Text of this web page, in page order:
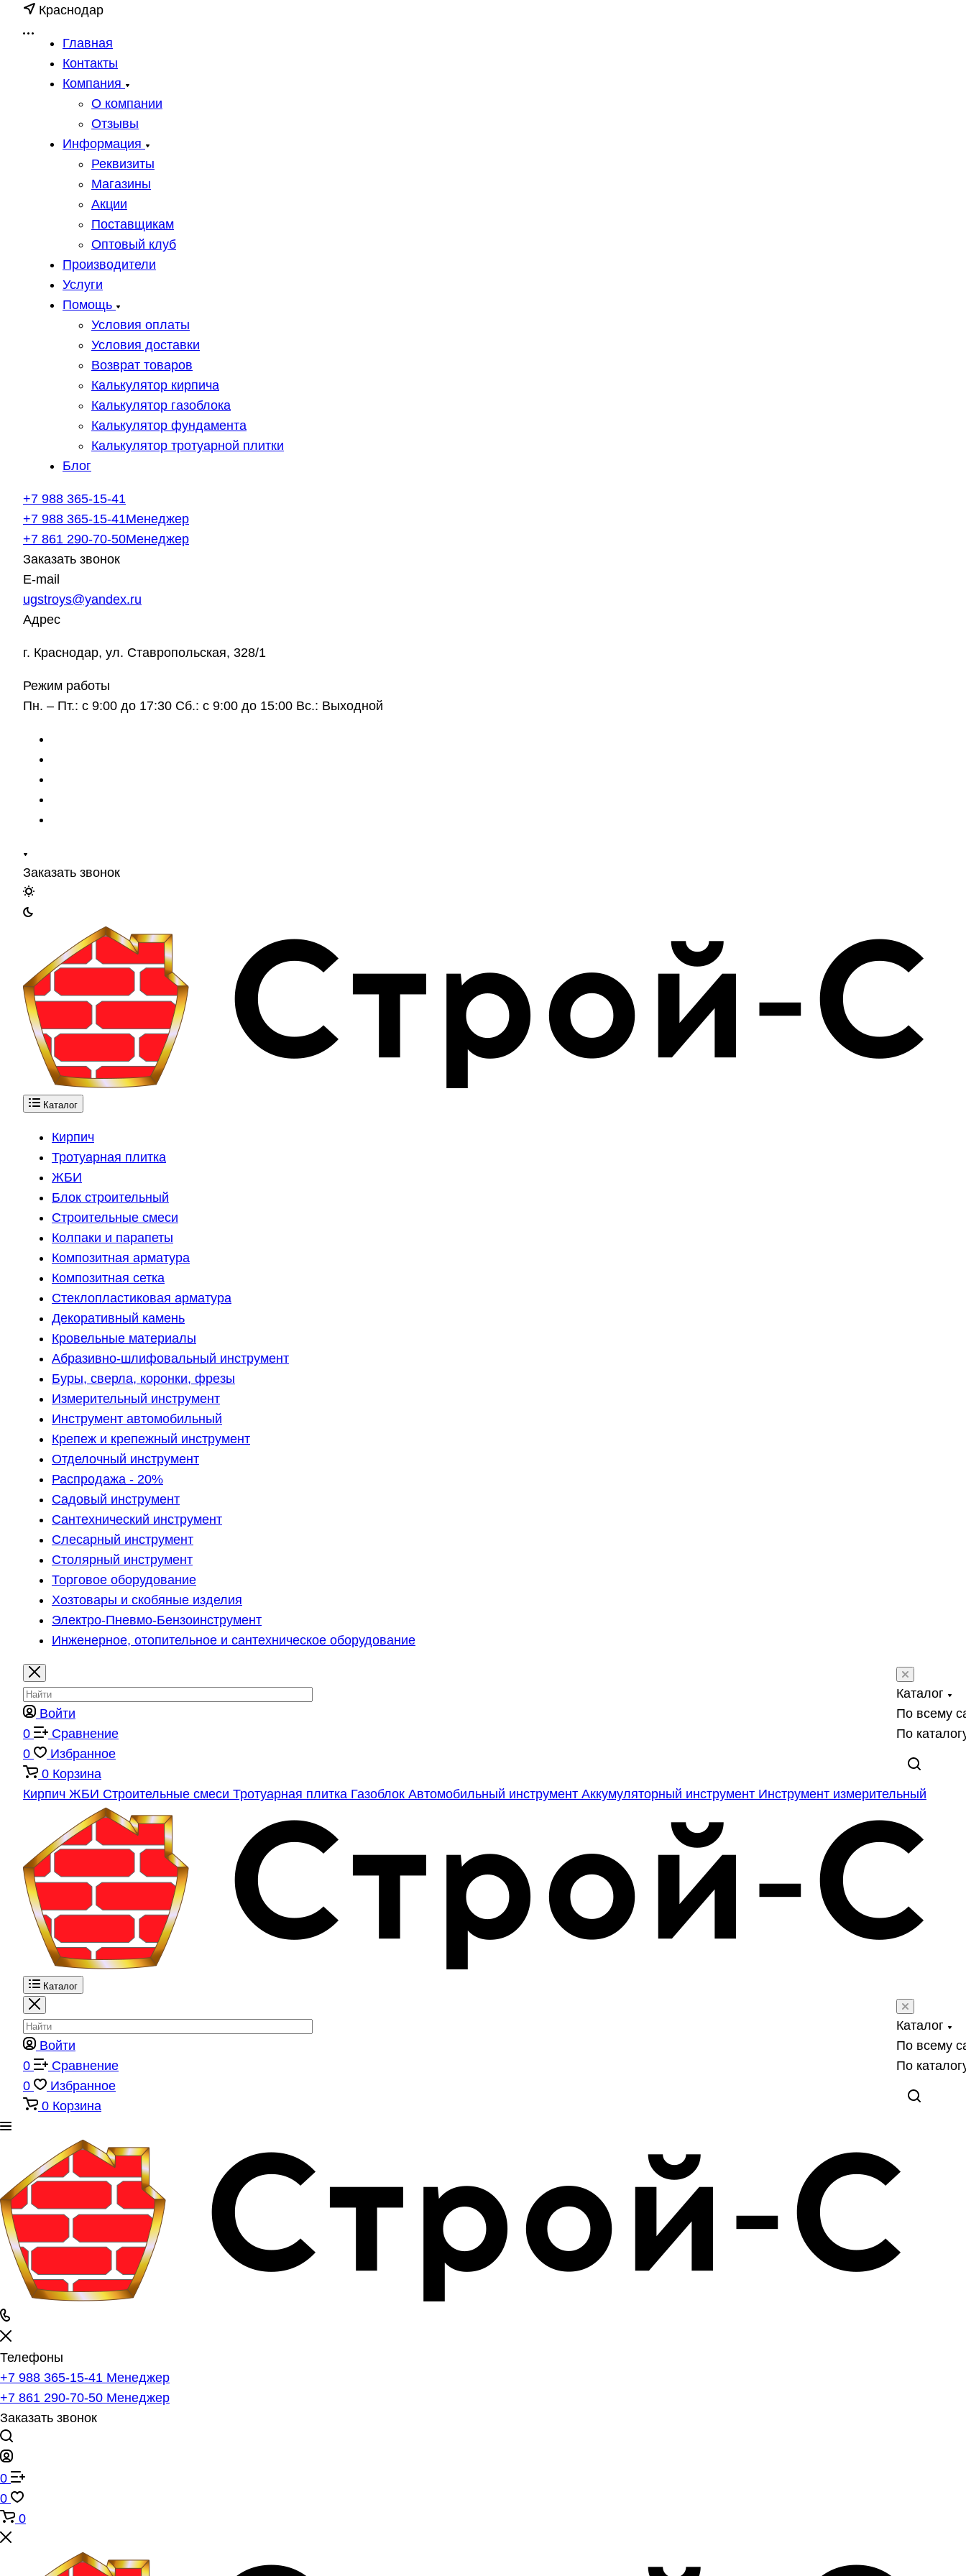
Краснодар
Главная
Контакты
Компания
О компании
Отзывы
Информация
Реквизиты
Магазины
Акции
Поставщикам
Оптовый клуб
Производители
Услуги
Помощь
Условия оплаты
Условия доставки
Возврат товаров
Калькулятор кирпича
Калькулятор газоблока
Калькулятор фундамента
Калькулятор тротуарной плитки
Блог
+7 988 365-15-41
+7 988 365-15-41Менеджер
+7 861 290-70-50Менеджер
Заказать звонок
E-mail
ugstroys@yandex.ru
Адрес
г. Краснодар, ул. Ставропольская, 328/1
Режим работы
Пн. – Пт.: с 9:00 до 17:30 Сб.: с 9:00 до 15:00 Вс.: Выходной
Заказать звонок
Каталог
Кирпич
Тротуарная плитка
ЖБИ
Блок строительный
Строительные смеси
Колпаки и парапеты
Композитная арматура
Композитная сетка
Стеклопластиковая арматура
Декоративный камень
Кровельные материалы
Абразивно-шлифовальный инструмент
Буры, сверла, коронки, фрезы
Измерительный инструмент
Инструмент автомобильный
Крепеж и крепежный инструмент
Отделочный инструмент
Распродажа - 20%
Садовый инструмент
Сантехнический инструмент
Слесарный инструмент
Столярный инструмент
Торговое оборудование
Хозтовары и скобяные изделия
Электро-Пневмо-Бензоинструмент
Инженерное, отопительное и сантехническое оборудование
Каталог
По всему
По
Войти
0
Сравнение
0
Избранное
0 Корзина
Кирпич ЖБИ Строительные смеси Тротуарная плитка Газоблок Автомобильный инструмент Аккумуляторный инструмент Инструмент измерительный
Каталог
Каталог
По всему
По
Войти
0
Сравнение
0
Избранное
0 Корзина
Телефоны
+7 988 365-15-41 Менеджер
+7 861 290-70-50 Менеджер
Заказать звонок
0
0
0